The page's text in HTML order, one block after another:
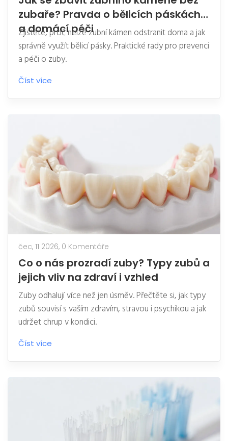
zubaře? Pravda o bělicích páskách
a domácí péči
Zjistěte, proč nelze zubní kámen odstranit doma a jak
správně využít bělicí pásky. Praktické rady pro prevenci
a péči o zuby.
Číst více
čec, 11 2026, 0 Komentáře
Co o nás prozradí zuby? Typy zubů a
jejich vliv na zdraví i vzhled
Zuby odhalují více než jen úsměv. Přečtěte si, jak typy
zubů souvisí s vaším zdravím, stravou i psychikou a jak
udržet chrup v kondici.
Číst více